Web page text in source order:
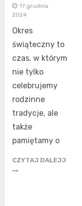
17 grudnia
2024
Okres
świąteczny to
czas, w którym
nie tylko
celebrujemy
rodzinne
tradycje, ale
także
pamiętamy o
CZYTAJ DALEJJ